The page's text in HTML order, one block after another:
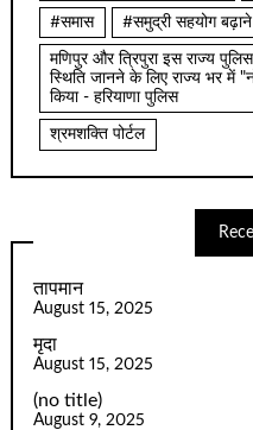
#समास #समुद्री सहयोग
मणिपुर और त्रिपुरा इस राज्य
स्थिति जानने के लिए राज्य भर में
किया - हरियाणा पुलिस
श्रमशक्ति पोर्टल
तापमान
August 15, 2025
मृदा
August 15, 2025
(no title)
August 9, 2025